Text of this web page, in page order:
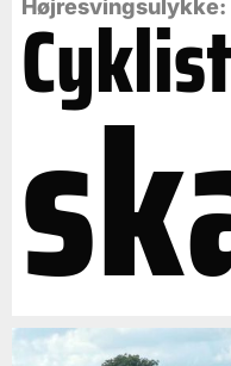
Højresvingsulykke: